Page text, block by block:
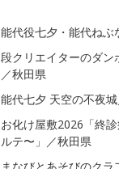
能代役七夕・能代ねぶ
段クリエイターのダン
／秋田県
能代七夕 天空の不夜
お化け屋敷2026「終
ルテ〜」／秋田県